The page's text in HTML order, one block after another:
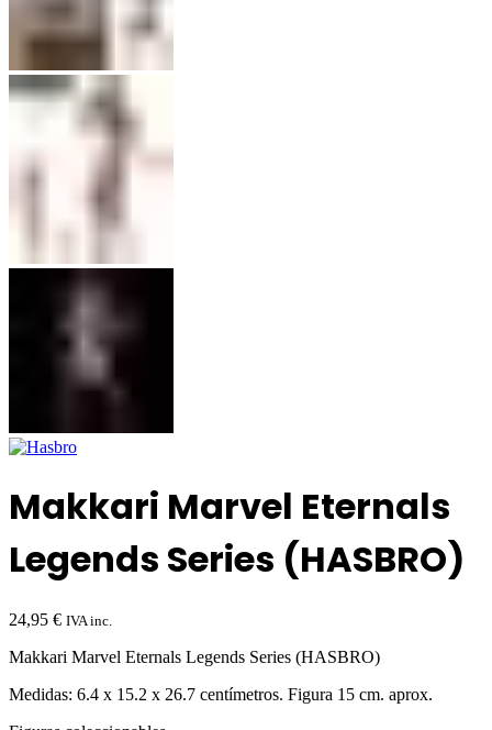
Makkari Marvel Eternals
Legends Series (HASBRO)
24,95 € IVA inc.
Makkari Marvel Eternals Legends Series (HASBRO)
Medidas: 6.4 x 15.2 x 26.7 centímetros. Figura 15 cm. aprox.